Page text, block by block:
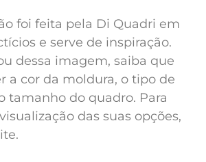
foi feita pela Di Quadri em
e serve de inspiração.
dessa imagem, saiba que
a cor da moldura, o tipo de
tamanho do quadro. Para
das suas opções,